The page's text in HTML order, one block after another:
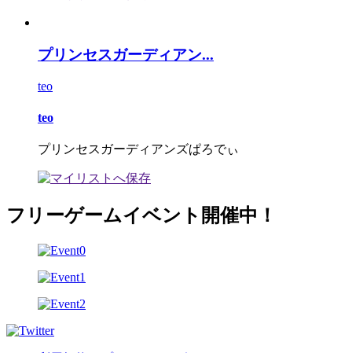
プリンセスガーディアン...
teo
teo
プリンセスガーディアンズぱろでぃ
フリーゲームイベント開催中！